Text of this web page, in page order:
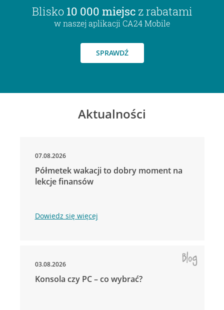
Blisko 10 000 miejsc z rabatami
w naszej aplikacji CA24 Mobile
SPRAWDŹ
Aktualności
07.08.2026
Półmetek wakacji to dobry moment na
lekcje finansów
Dowiedz się więcej
03.08.2026
Konsola czy PC – co wybrać?